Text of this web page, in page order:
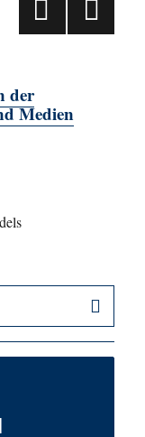
SEIT
E
der
Medien